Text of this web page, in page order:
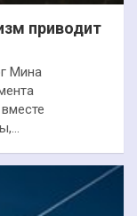
приводит
Мина